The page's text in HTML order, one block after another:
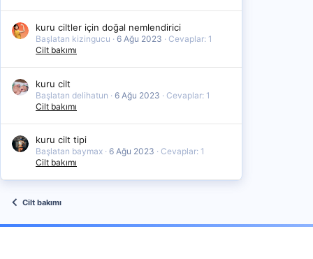
kuru ciltler için doğal nemlendirici
Başlatan kizingucu 6 Ağu 2023
Cevaplar: 1
Cilt bakımı
kuru cilt
Başlatan delihatun 6 Ağu 2023
Cevaplar: 1
Cilt bakımı
kuru cilt tipi
Başlatan baymax 6 Ağu 2023
Cevaplar: 1
Cilt bakımı
Cilt bakımı